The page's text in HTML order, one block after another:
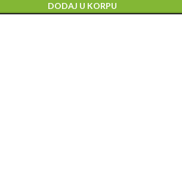
DODAJ U KORPU